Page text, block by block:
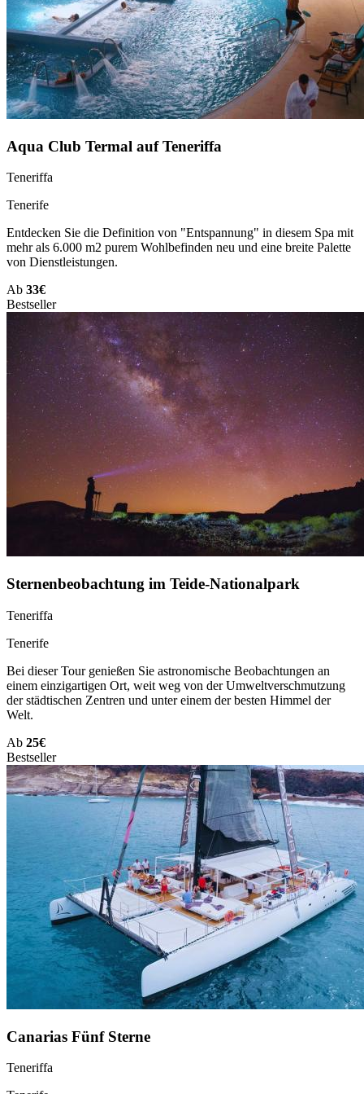
Aqua Club Termal auf Teneriffa
Teneriffa
Tenerife
Entdecken Sie die Definition von "Entspannung" in diesem Spa mit
mehr als 6.000 m2 purem Wohlbefinden neu und eine breite Palette
von Dienstleistungen.
Ab 33€
Bestseller
Sternenbeobachtung im Teide-Nationalpark
Teneriffa
Tenerife
Bei dieser Tour genießen Sie astronomische Beobachtungen an
einem einzigartigen Ort, weit weg von der Umweltverschmutzung
der städtischen Zentren und unter einem der besten Himmel der
Welt.
Ab 25€
Bestseller
Canarias Fünf Sterne
Teneriffa